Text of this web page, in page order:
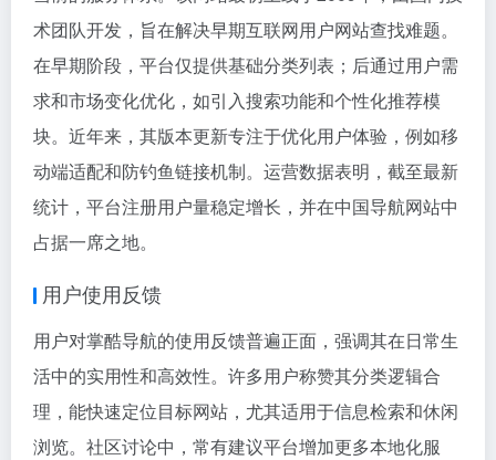
术团队开发，旨在解决早期互联网用户网站查找难题。
在早期阶段，平台仅提供基础分类列表；后通过用户需
求和市场变化优化，如引入搜索功能和个性化推荐模
块。近年来，其版本更新专注于优化用户体验，例如移
动端适配和防钓鱼链接机制。运营数据表明，截至最新
统计，平台注册用户量稳定增长，并在中国导航网站中
占据一席之地。
用户使用反馈
用户对掌酷导航的使用反馈普遍正面，强调其在日常生
活中的实用性和高效性。许多用户称赞其分类逻辑合
理，能快速定位目标网站，尤其适用于信息检索和休闲
浏览。社区讨论中，常有建议平台增加更多本地化服